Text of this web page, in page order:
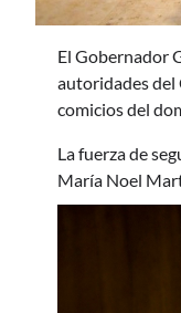
El Gobernador
autoridades del
comicios del
La fuerza de
María Noel